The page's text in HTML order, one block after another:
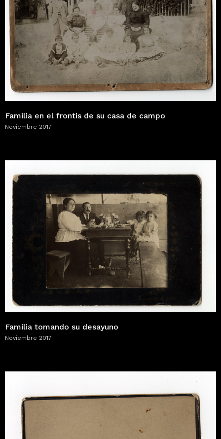
Familia en el frontis de su casa de campo
Noviembre 2017
Familia tomando su desayuno
Noviembre 2017